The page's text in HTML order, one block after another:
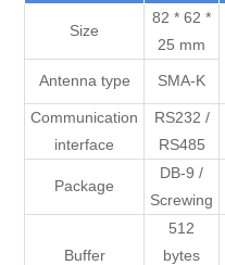
Size
82 * 62 *
25 mm
Antenna type SMA-K
Communication
interface
RS232 /
RS485
Package
DB-9 /
Screwing
Buffer
512
bytes